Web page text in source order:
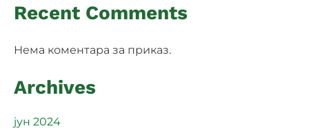
Recent Comments
Нема коментара за приказ.
Archives
јун 2024